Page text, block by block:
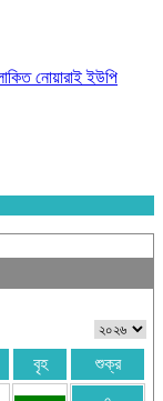
বৃহ
শুক্র